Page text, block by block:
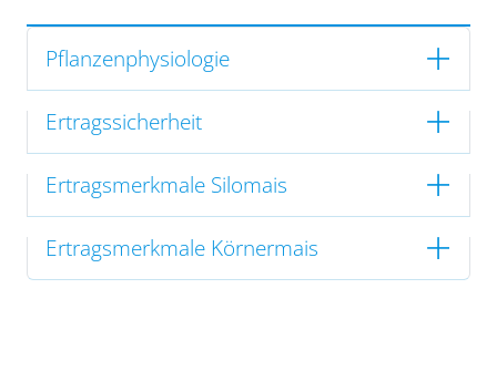
Pflanzenphysiologie
Ertragssicherheit
Ertragsmerkmale Silomais
Ertragsmerkmale Körnermais